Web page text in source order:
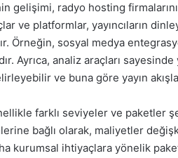
gelişimi, radyo hosting
ve platformlar, yayıncıların
Örneğin, sosyal medya
Ayrıca, analiz araçları
ve buna göre yayın
farklı seviyeler ve paketler
bağlı olarak, maliyetler
kurumsal ihtiyaçlara yönelik